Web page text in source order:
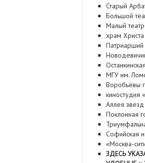
Старый
Большой
Малый театр
храм Христа
Патриарший
МГУ им.
Воробьёвы
киностудия
Аллея
Поклонная
Софийская
«Москва-
ЗДЕСЬ